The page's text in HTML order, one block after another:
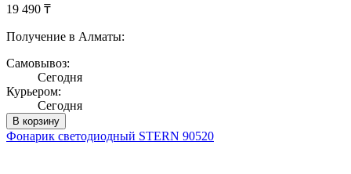
19 490 ₸
Получение в Алматы:
Самовывоз:
Сегодня
Курьером:
Сегодня
В корзину
Фонарик светодиодный STERN 90520